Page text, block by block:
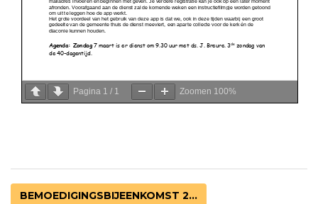
Pagina 1 / 1 Zoomen 100%
BEMOEDIGINGSBIJEENKOMST 2...